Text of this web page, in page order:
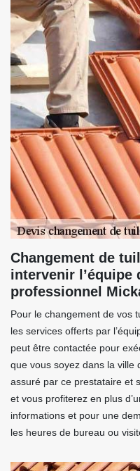
Changement de
intervenir l’équipe
professionnel
Pour le changement de vos
les services offerts par
peut être contactée pour
que vous soyez dans la ville
assuré par ce prestataire et
et vous profiterez en plus
informations et pour une
les heures de bureau ou